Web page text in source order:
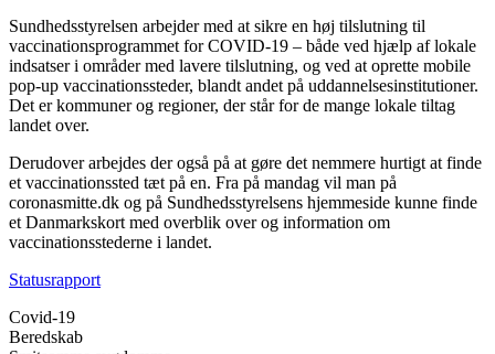
Sundhedsstyrelsen arbejder med at sikre en høj tilslutning til
vaccinationsprogrammet for COVID-19 – både ved hjælp af lokale
indsatser i områder med lavere tilslutning, og ved at oprette mobile
pop-up vaccinationssteder, blandt andet på uddannelsesinstitutioner.
Det er kommuner og regioner, der står for de mange lokale tiltag
landet over.
Derudover arbejdes der også på at gøre det nemmere hurtigt at finde
et vaccinationssted tæt på en. Fra på mandag vil man på
coronasmitte.dk og på Sundhedsstyrelsens hjemmeside kunne finde
et Danmarkskort med overblik over og information om
vaccinationsstederne i landet.
Statusrapport
Covid-19
Beredskab